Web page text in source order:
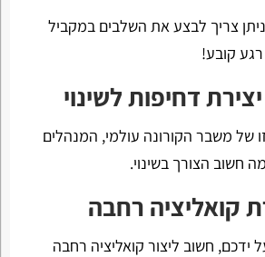
צריך לבצע את השלבים במקביל
קובע!
של משבר הקורונה עולמי, המנהלים
חשוב הצורך בשינוי.
ידכם, חשוב ליצור קואליציה רחבה